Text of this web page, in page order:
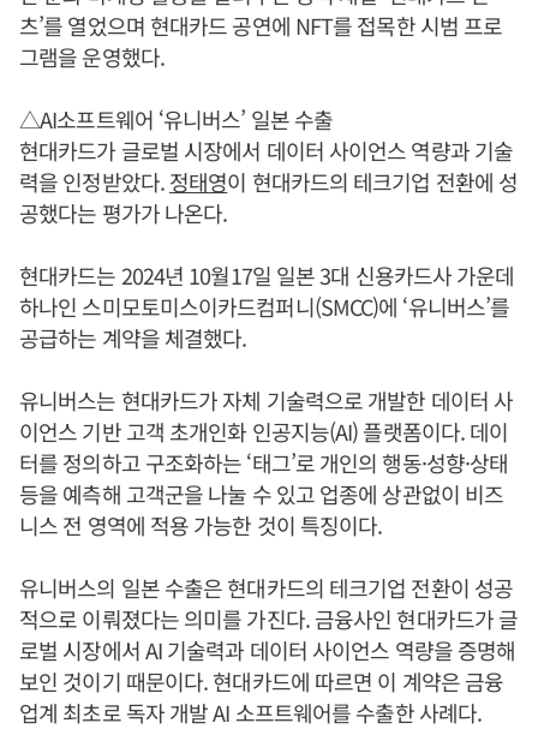
츠’를 열었으며 현대카드 공연에 NFT를 접목한 시범 프로
그램을 운영했다.
△AI소프트웨어 ‘유니버스’ 일본 수출
현대카드가 글로벌 시장에서 데이터 사이언스 역량과 기술
력을 인정받았다.정태영이 현대카드의 테크기업 전환에 성
공했다는 평가가 나온다.
현대카드는 2024년 10월17일 일본 3대 신용카드사 가운데
하나인 스미모토미스이카드컴퍼니(SMCC)에 ‘유니버스’를
공급하는 계약을 체결했다.
유니버스는 현대카드가 자체 기술력으로 개발한 데이터 사
이언스 기반 고객 초개인화 인공지능(AI) 플랫폼이다. 데이
터를 정의하고 구조화하는 ‘태그’로 개인의 행동·성향·상태
등을 예측해 고객군을 나눌 수 있고 업종에 상관없이 비즈
니스 전 영역에 적용 가능한 것이 특징이다.
유니버스의 일본 수출은 현대카드의 테크기업 전환이 성공
적으로 이뤄졌다는 의미를 가진다. 금융사인 현대카드가 글
로벌 시장에서 AI 기술력과 데이터 사이언스 역량을 증명해
보인 것이기 때문이다. 현대카드에 따르면 이 계약은 금융
업계 최초로 독자 개발 AI 소프트웨어를 수출한 사례다.